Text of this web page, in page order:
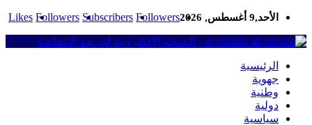
Likes Followers Subscribers Followers الأحد,9 أغسطس, 2026
al-intifada - النسخة الإلكترونية لجريدة الانتفاضة
الرئيسية
جهوية
وطنية
دولية
سياسية